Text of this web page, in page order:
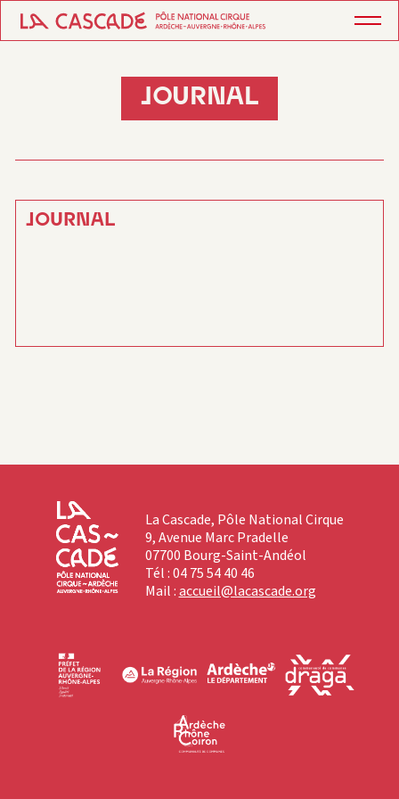
JOURNAL
JOURNAL
La Cascade, Pôle National Cirque
9, Avenue Marc Pradelle
07700 Bourg-Saint-Andéol
Tél : 04 75 54 40 46
Mail :accueil@lacascade.org